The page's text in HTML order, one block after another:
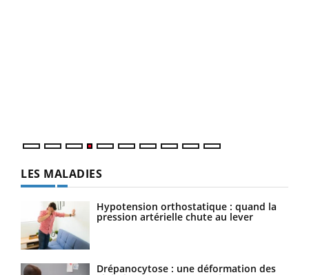
LES MALADIES
Hypotension orthostatique : quand la
pression artérielle chute au lever
Drépanocytose : une déformation des